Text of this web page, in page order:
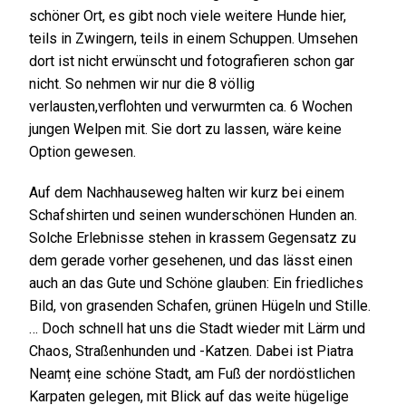
schöner Ort, es gibt noch viele weitere Hunde hier,
teils in Zwingern, teils in einem Schuppen. Umsehen
dort ist nicht erwünscht und fotografieren schon gar
nicht. So nehmen wir nur die 8 völlig
verlausten,verflohten und verwurmten ca. 6 Wochen
jungen Welpen mit. Sie dort zu lassen, wäre keine
Option gewesen.
Auf dem Nachhauseweg halten wir kurz bei einem
Schafshirten und seinen wunderschönen Hunden an.
Solche Erlebnisse stehen in krassem Gegensatz zu
dem gerade vorher gesehenen, und das lässt einen
auch an das Gute und Schöne glauben: Ein friedliches
Bild, von grasenden Schafen, grünen Hügeln und Stille.
… Doch schnell hat uns die Stadt wieder mit Lärm und
Chaos, Straßenhunden und -Katzen. Dabei ist Piatra
Neamț eine schöne Stadt, am Fuß der nordöstlichen
Karpaten gelegen, mit Blick auf das weite hügelige